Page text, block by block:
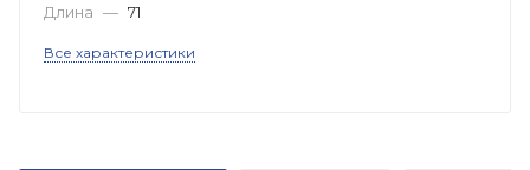
Длина — 71
Все характеристики